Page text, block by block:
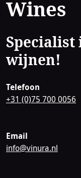
Wines
wijnen!
Telefoon
+31 (0)75 700 0056
Email
info@vinura.nl